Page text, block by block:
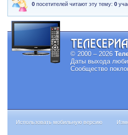
0 посетителей читают эту тему:0
© 2000 – 2026
Даты выхода
Сообщество
Использовать мобильную версию